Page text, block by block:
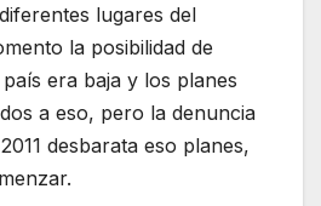
lugares del
la posibilidad de
era baja y los planes
a eso, pero la denuncia
desbarata eso planes,